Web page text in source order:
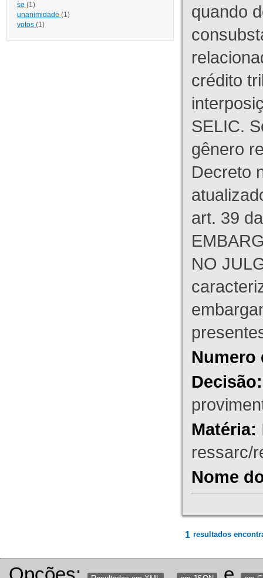
se (1)
unanimidade (1)
votos (1)
quando
crédito
SELIC.
gênero
Decreto
art. 39
NO
Numero
Decisão:
Matéria:
ressarc/
Nome
1 resultados